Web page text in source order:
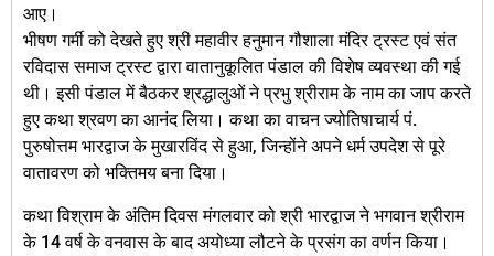
आए।
भीषण गर्मी को देखते हुए श्री महावीर हनुमान गौशाला मंदिर ट्रस्ट एवं संत
रविदास समाज ट्रस्ट द्वारा वातानुकूलित पंडाल की विशेष व्यवस्था की गई
थी। इसी पंडाल में बैठकर श्रद्धालुओं ने प्रभु श्रीराम के नाम का जाप करते
हुए कथा श्रवण का आनंद लिया। कथा का वाचन ज्योतिषाचार्य पं.
पुरुषोत्तम भारद्वाज के मुखारविंद से हुआ, जिन्होंने अपने धर्म उपदेश से पूरे
वातावरण को भक्तिमय बना दिया।
कथा विश्राम के अंतिम दिवस मंगलवार को श्री भारद्वाज ने भगवान श्रीराम
के 14 वर्ष के वनवास के बाद अयोध्या लौटने के प्रसंग का वर्णन किया।